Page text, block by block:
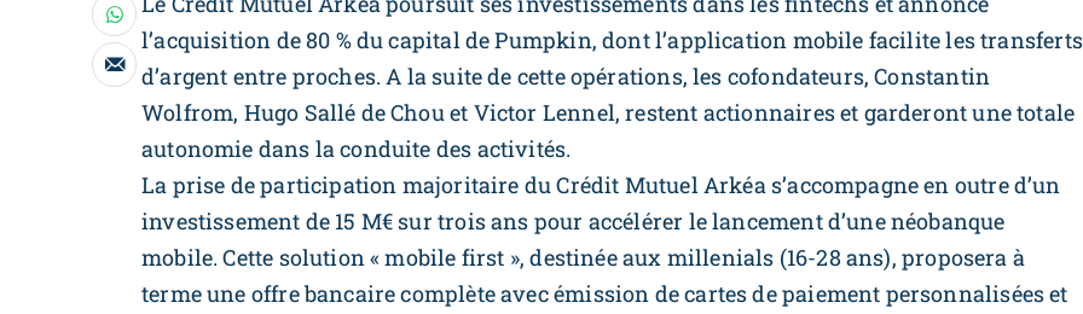
l’acquisition de 80 % du capital de Pumpkin, dont l’application mobile facilite les transferts
d’argent entre proches. A la suite de cette opérations, les cofondateurs, Constantin
Wolfrom, Hugo Sallé de Chou et Victor Lennel, restent actionnaires et garderont une totale
autonomie dans la conduite des activités.
La prise de participation majoritaire du Crédit Mutuel Arkéa s’accompagne en outre d’un
investissement de 15 M€ sur trois ans pour accélérer le lancement d’une néobanque
mobile. Cette solution « mobile first », destinée aux millenials (16-28 ans), proposera à
terme une offre bancaire complète avec émission de cartes de paiement personnalisées et